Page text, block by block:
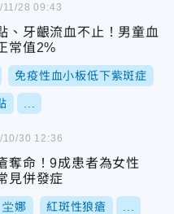
、牙齦流血不止！男童血
常值2%
免疫性血小板低下紫斑症
11/28 09:43
奪命！9成患者為女性
見併發症
坣娜 紅斑性狼瘡
10/30 12:36